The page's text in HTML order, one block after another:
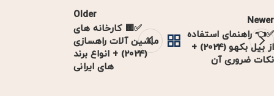
Newer
✅👈 راهنمای استفاده
از بیل بکهو (2024) +
نکات ضروری آن
Older
✅🟨 کارخانه های
ماشین آلات راهسازی
(2024) + انواع برند
های ایرانی